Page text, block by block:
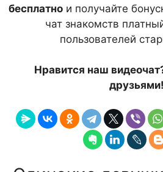
бесплатнои получайте
чат знакомств
пользователей
Нравится наш
друзьями!